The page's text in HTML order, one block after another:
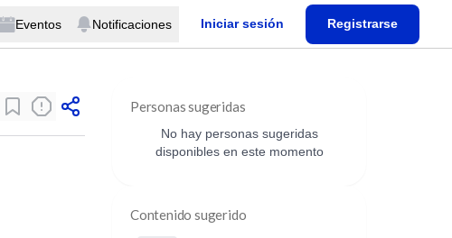
Eventos Notificaciones Iniciar sesión Registrarse
Personas sugeridas
No hay personas sugeridas
disponibles en este momento
Contenido sugerido